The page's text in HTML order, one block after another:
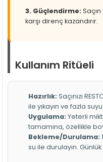
3. Güçlendirme: Saçın
karşı direnç kazandırır.
Kullanım Ritüeli
Hazırlık: Saçınızı
ile yıkayın ve fazla suyu
Uygulama: Yeterli
tamamına, özellikle
Bekleme/Durulama:
su ile durulayın.